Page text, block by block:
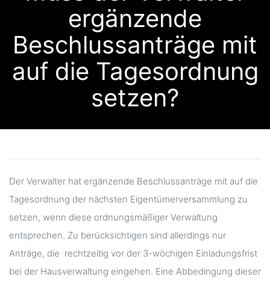
ergänzende
Beschlussanträge mit
auf die Tagesordnung
setzen?
Der Verwalter hat ergänzende Beschlussanträge mit auf die
Tagesordnung der nächsten Eigentümerversammlung zu
setzen, wenn diese ordnungsmäßiger Verwaltung
entsprechen. Zu berücksichtigen sind allerdings nur
Anträge, die rechtzeitig vor der 3-wöchigen Einladungsfrist
bei der Hausverwaltung eingehen. Eine Abbedingung dieser